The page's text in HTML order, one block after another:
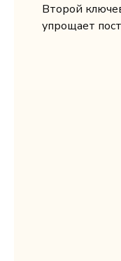
Второй
упрощает